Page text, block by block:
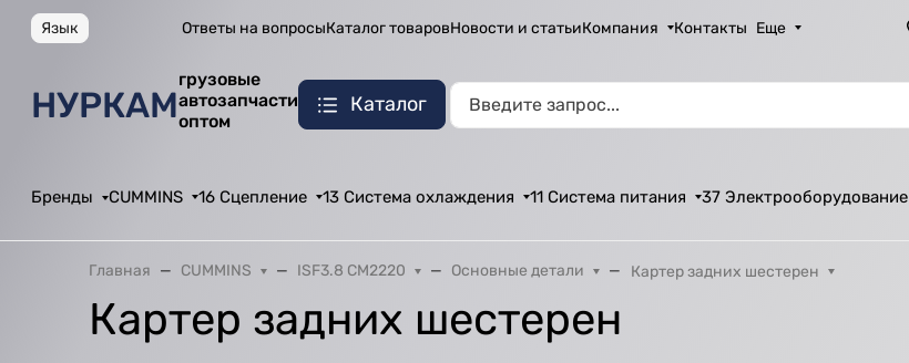
Язык Ответы на вопросыКаталог товаровНовости и статьиКомпания Контакты Еще
НУРКАМ
грузовые
автозапчасти
оптом
Каталог
Бренды CUMMINS 16 Сцепление 13 Система охлаждения 11 Система питания 37 Электрооборудование
Главная CUMMINS ISF3.8 CM2220 Основные детали Картер задних шестерен
Картер задних шестерен